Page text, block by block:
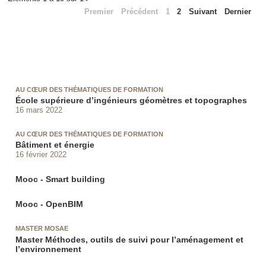
Premier
Précédent 1 2 Suivant Dernier
AU CŒUR DES THÉMATIQUES DE FORMATION
École supérieure d’ingénieurs géomètres et topographes
16 mars 2022
AU CŒUR DES THÉMATIQUES DE FORMATION
Bâtiment et énergie
16 février 2022
Mooc - Smart building
Mooc - OpenBIM
MASTER MOSAE
Master Méthodes, outils de suivi pour l’aménagement et
l’environnement